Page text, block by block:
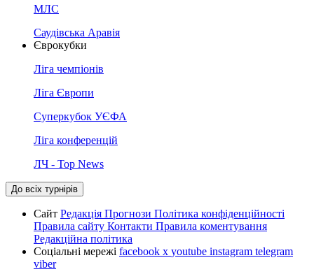
МЛС
Саудівська Аравія
Єврокубки
Ліга чемпіонів
Ліга Європи
Суперкубок УЄФА
Ліга конференцій
ЛЧ - Top News
До всіх турнірів
Сайт Редакція Прогнози Політика конфіденційності
Правила сайту Контакти Правила коментування
Редакційна політика
Соціальні мережі facebook x youtube instagram telegram
viber